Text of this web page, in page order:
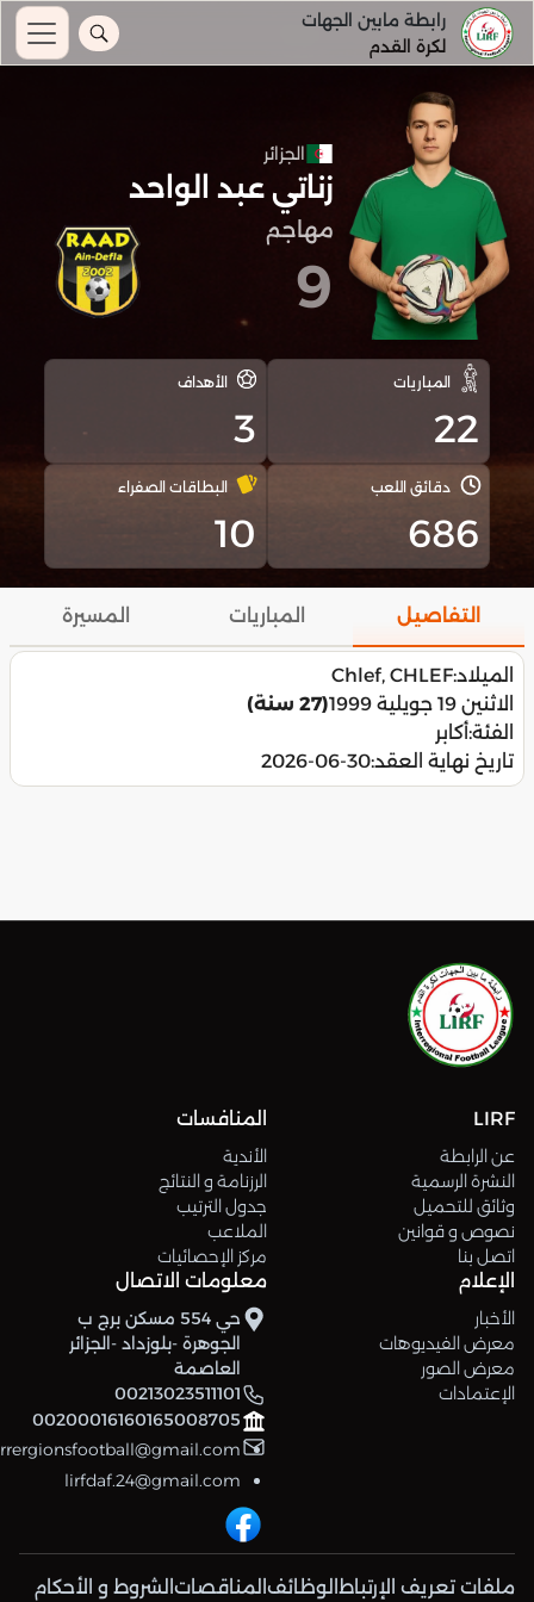
رابطة مابين الجهات
لكرة القدم
الجزائر
زناتي عبد الواحد
مهاجم
9
المباريات
22
الأهداف
3
دقائق اللعب
686
البطاقات الصفراء
10
التفاصيل المباريات المسيرة
الميلاد:Chlef, CHLEF
الاثنين 19 جويلية 1999
(27 سنة)
الفئة:أكابر
تاريخ نهاية العقد:2026-06-30
LIRF
عن الرابطة
النشرة الرسمية
وثائق للتحميل
نصوص و قوانين
اتصل بنا
المنافسات
الأندية
الرزنامة و النتائج
جدول الترتيب
الملاعب
مركز الإحصائيات
الإعلام
الأخبار
معرض الفيديوهات
معرض الصور
الإعتمادات
معلومات الاتصال
حي 554 مسكن برج ب
الجوهرة -بلوزداد -الجزائر
العاصمة
00213023511101
00200016160165008705
lirfdaf.24@gmail.com
ملفات تعريف الإرتباط الوظائف المناقصات الشروط و الأحكام